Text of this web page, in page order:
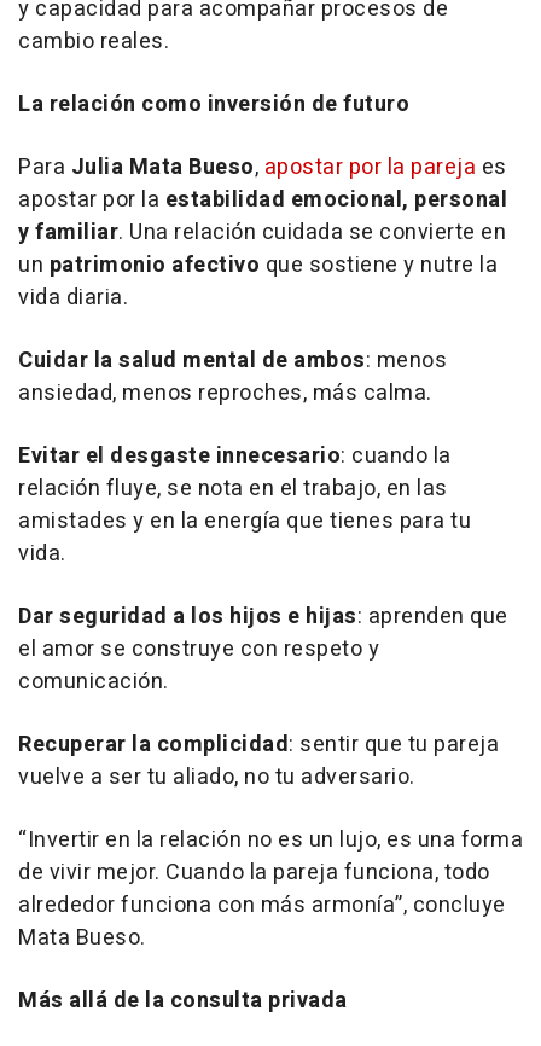
y capacidad para acompañar procesos de
cambio reales.
La relación como inversión de futuro
Para Julia Mata Bueso, apostar por la pareja es
apostar por la estabilidad emocional, personal
y familiar. Una relación cuidada se convierte en
un patrimonio afectivo que sostiene y nutre la
vida diaria.
Cuidar la salud mental de ambos: menos
ansiedad, menos reproches, más calma.
Evitar el desgaste innecesario: cuando la
relación fluye, se nota en el trabajo, en las
amistades y en la energía que tienes para tu
vida.
Dar seguridad a los hijos e hijas: aprenden que
el amor se construye con respeto y
comunicación.
Recuperar la complicidad: sentir que tu pareja
vuelve a ser tu aliado, no tu adversario.
“Invertir en la relación no es un lujo, es una forma
de vivir mejor. Cuando la pareja funciona, todo
alrededor funciona con más armonía”, concluye
Mata Bueso.
Más allá de la consulta privada